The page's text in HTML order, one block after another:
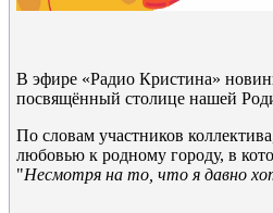
В эфире «Радио Кристина»
посвящённый столице нашей
По словам участников
любовью к родному городу, в
"Несмотря на то, что я давно